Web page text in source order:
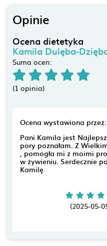
Opinie
Ocena dietetyka
Kamila Dulęba-
Suma ocen:
(1 opinia)
Ocena wystawiona
Pani Kamila jest
pory poznałam. Z
, pomogła mi z moimi
w żywieniu. Serdecznie
Kamilę
(2025-05-